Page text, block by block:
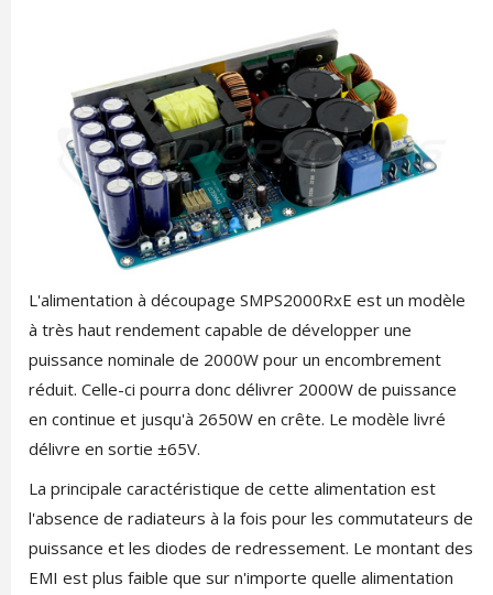
L'alimentation à découpage SMPS2000RxE est un modèle
à très haut rendement capable de développer une
puissance nominale de 2000W pour un encombrement
réduit. Celle-ci pourra donc délivrer 2000W de puissance
en continue et jusqu'à 2650W en crête. Le modèle livré
délivre en sortie ±65V.
La principale caractéristique de cette alimentation est
l'absence de radiateurs à la fois pour les commutateurs de
puissance et les diodes de redressement. Le montant des
EMI est plus faible que sur n'importe quelle alimentation